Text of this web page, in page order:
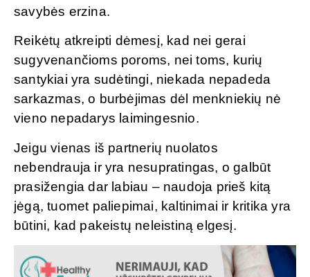
savybės erzina.
Reikėtų atkreipti dėmesį, kad nei gerai
sugyvenančioms poroms, nei toms, kurių
santykiai yra sudėtingi, niekada nepadeda
sarkazmas, o burbėjimas dėl menkniekių nė
vieno nepadarys laimingesnio.
Jeigu vienas iš partnerių nuolatos
nebendrauja ir yra nesupratingas, o galbūt
prasižengia dar labiau – naudoja prieš kitą
jėgą, tuomet paliepimai, kaltinimai ir kritika yra
būtini, kad pakeistų neleistiną elgesį.